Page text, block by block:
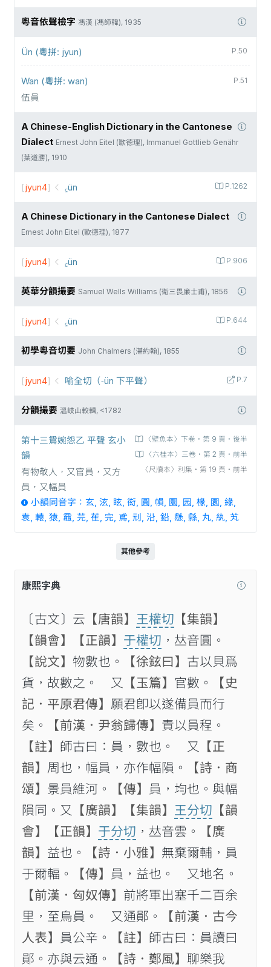
粵音依聲檢字 馮漢 (馮師韓), 1935
P.50
Ün (粵拼: jyun)
P.51
Wan (粵拼: wan)
伍員
A Chinese-English Dictionary in the Cantonese
Dialect Ernest John Eitel (歐德理), Immanuel Gottlieb Genähr
(葉道勝), 1910
P.1262
[jyun4] ꜁ün
A Chinese Dictionary in the Cantonese Dialect
Ernest John Eitel (歐德理), 1877
P.906
[jyun4] ꜁ün
英華分韻撮要 Samuel Wells Williams (衛三畏廉士甫), 1856
P.644
[jyun4] ꜁ün
初學粵音切要 John Chalmers (湛約翰), 1855
P.7
[jyun4] 喻全切（-ün 下平聲）
分韻撮要 溫岐山較輯, <1782
〈壁魚本〉下卷‧第 9 頁‧後半
〈六桂本〉三卷‧第 2 頁‧前半
〈尺牘本〉利集‧第 19 頁‧前半
第十三鴛婉怨乙 平聲 玄小
韻
有物敬人，又官員，又方
員，又幅員
小韻同音字：玄, 泫, 眩, 衒, 圓, 𢄙, 圜, 园, 椽, 園, 緣,
袁, 轅, 猿, 黿, 芫, 萑, 完, 鳶, 刓, 沿, 鉛, 懸, 縣, 丸, 紈, 芄
其他參考
康熙字典
〔古文〕云 【唐韻】 王權切 【集韻】
【韻會】
【正韻】 于權切 ，𠀤音圓。
【說文】 物數也。 【徐鉉曰】 古以貝爲
貨，故數之。 又
【玉篇】 官數。
【史
記．平原君傳】 願君卽以遂備員而行
矣。
【前漢．尹翁歸傳】 責以員程。
【註】 師古曰：員，數也。 又
【正
韻】 周也，幅員，亦作幅隕。
【詩．商
頌】 景員維河。 【傳】
員，均也。與幅
隕同。又
【廣韻】 【集韻】 王分切 【韻
會】
【正韻】 于分切 ，𠀤音雲。
【廣
韻】 益也。 【詩．小雅】 無棄爾輔，員
于爾輻。
【傳】
員，益也。 又地名。
【前漢．匈奴傳】 前將軍出塞千二百余
里，至烏員。 又通鄖。
【前漢．古今
人表】
員公辛。 【註】 師古曰：員讀曰
鄖。亦與云通。
【詩．鄭風】 聊樂我